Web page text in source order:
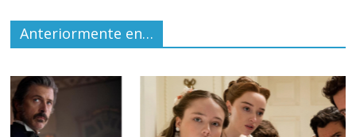
Anteriormente en…